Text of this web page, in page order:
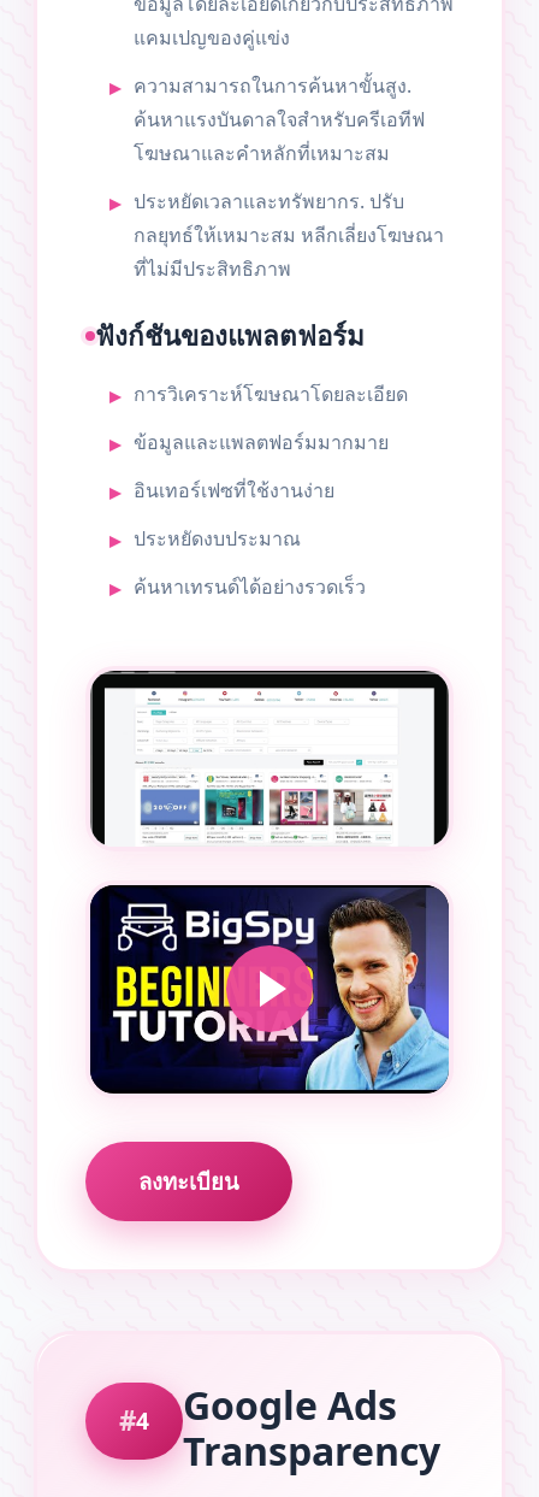
แคมเปญของคู่แข่ง
ความสามารถในการค้นหาขั้นสูง.
ค้นหาแรงบันดาลใจสำหรับครีเอทีฟ
โฆษณาและคำหลักที่เหมาะสม
ประหยัดเวลาและทรัพยากร. ปรับ
กลยุทธ์ให้เหมาะสม หลีกเลี่ยงโฆษณา
ที่ไม่มีประสิทธิภาพ
ฟังก์ชันของแพลตฟอร์ม
การวิเคราะห์โฆษณาโดยละเอียด
ข้อมูลและแพลตฟอร์มมากมาย
อินเทอร์เฟซที่ใช้งานง่าย
ประหยัดงบประมาณ
ค้นหาเทรนด์ได้อย่างรวดเร็ว
ลงทะเบียน
4
Google Ads
Transparency